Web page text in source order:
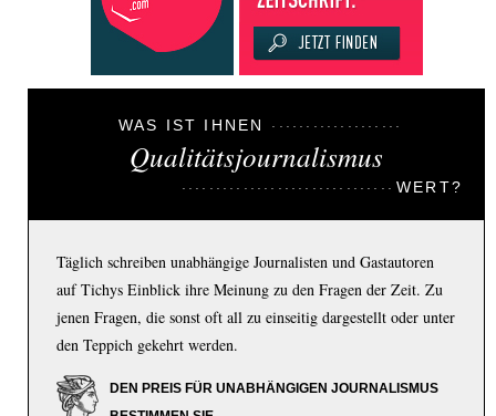
WAS IST IHNEN
Qualitätsjournalismus
WERT?
Täglich schreiben unabhängige Journalisten und Gastautoren
auf Tichys Einblick ihre Meinung zu den Fragen der Zeit. Zu
jenen Fragen, die sonst oft all zu einseitig dargestellt oder unter
den Teppich gekehrt werden.
DEN PREIS FÜR UNABHÄNGIGEN JOURNALISMUS